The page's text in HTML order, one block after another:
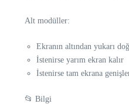
Alt modüller:
Ekranın altından yukarı
İstenirse yarım ekran kalır
İstenirse tam ekrana
📂 Bilgi